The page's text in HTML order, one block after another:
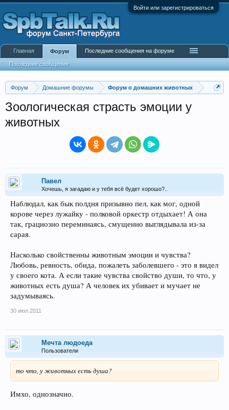
Войти или зарегистрироваться
Форум Домашние форумы Форум о домашних животных
Зоологическая страсть эмоции у
животных
Павел
Хочешь, я загадаю и у тебя всё будет хорошо?..
Наблюдал, как бык полдня призывно пел, как мог, одной
корове через лужайку - полковой оркестр отдыхает! А она
так, грациозно переминаясь, смущенно выглядывала из-за
сарая.
Насколько свойственны животным эмоции и чувства?
Любовь, ревность, обида, пожалеть заболевшего - это я видел
у своего кота. А если такие чувства свойство души, то что, у
животных есть душа? А человек их убивает и мучает не
задумываясь.
30 июл 2011
Мечта людоеда
Пользователи
то что, у животных есть душа?
Имхо, однозначно.
Главная Форум
Последние сообщения
Последние сообщения на форуме